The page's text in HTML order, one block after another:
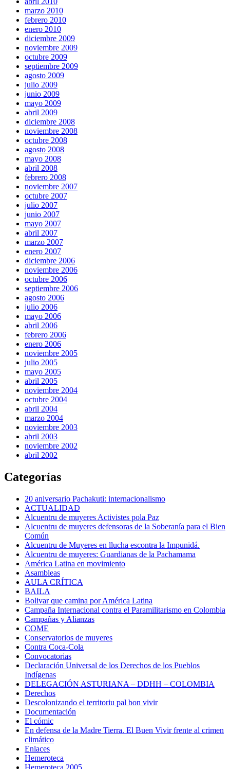
marzo 2010
febrero 2010
enero 2010
diciembre 2009
noviembre 2009
octubre 2009
septiembre 2009
agosto 2009
julio 2009
junio 2009
mayo 2009
abril 2009
diciembre 2008
noviembre 2008
octubre 2008
agosto 2008
mayo 2008
abril 2008
febrero 2008
noviembre 2007
octubre 2007
julio 2007
junio 2007
mayo 2007
abril 2007
marzo 2007
enero 2007
diciembre 2006
noviembre 2006
octubre 2006
septiembre 2006
agosto 2006
julio 2006
mayo 2006
abril 2006
febrero 2006
enero 2006
noviembre 2005
julio 2005
mayo 2005
abril 2005
noviembre 2004
octubre 2004
abril 2004
marzo 2004
noviembre 2003
abril 2003
noviembre 2002
abril 2002
Categorías
20 aniversario Pachakuti: internacionalismo
ACTUALIDAD
Alcuentru de muyeres Activistes pola Paz
Alcuentru de muyeres defensoras de la Soberanía para el Bien
Común
Alcuentru de Muyeres en llucha escontra la Impunidá.
Alcuentru de muyeres: Guardianas de la Pachamama
América Latina en movimiento
Asambleas
AULA CRÍTICA
BAILA
Bolivar que camina por América Latina
Campaña Internacional contra el Paramilitarismo en Colombia
Campañas y Alianzas
COME
Conservatorios de muyeres
Contra Coca-Cola
Convocatorias
Declaración Universal de los Derechos de los Pueblos
Indígenas
DELEGACIÓN ASTURIANA – DDHH – COLOMBIA
Derechos
Descolonizando el territoriu pal bon vivir
Documentación
El cómic
En defensa de la Madre Tierra. El Buen Vivir frente al crimen
climático
Enlaces
Hemeroteca
Hemeroteca 2005